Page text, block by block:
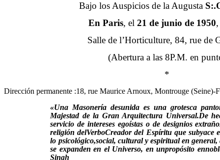
Bajo los Auspicios de la Augusta
En Paris, el 21 de junio de 1950
Salle de l’Horticulture, 84, rue de
(Abertura a las 8P.M. en
*
Dirección permanente :18, rue Maurice Arnoux, Montrouge (Seine)-
«Una Masonería desunida es una grotesca
Majestad de la Gran Arquitectura Universal.De
servicio de intereses egoístas o de designios
religión delVerboCreador del Espíritu que subyace
lo psicológico,social, cultural y espiritual en
se expanden en el Universo, en unpropósito
Singh